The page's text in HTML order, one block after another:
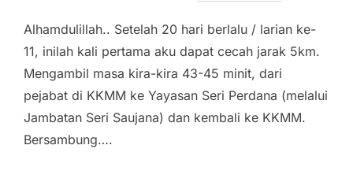
Alhamdulillah.. Setelah 20 hari berlalu / larian ke-
11, inilah kali pertama aku dapat cecah jarak 5km.
Mengambil masa kira-kira 43-45 minit, dari
pejabat di KKMM ke Yayasan Seri Perdana (melalui
Jambatan Seri Saujana) dan kembali ke KKMM.
Bersambung….